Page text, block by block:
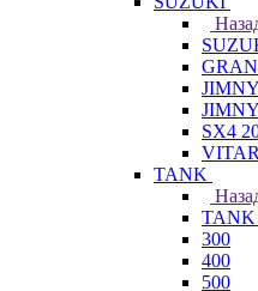
SX4
TANK
TANK
300
400
500